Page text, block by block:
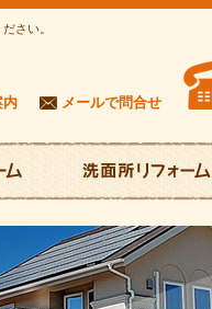
さい。
内 メールで問合せ